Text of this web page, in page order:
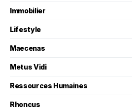
Immobilier
Lifestyle
Maecenas
Metus Vidi
Ressources Humaines
Rhoncus